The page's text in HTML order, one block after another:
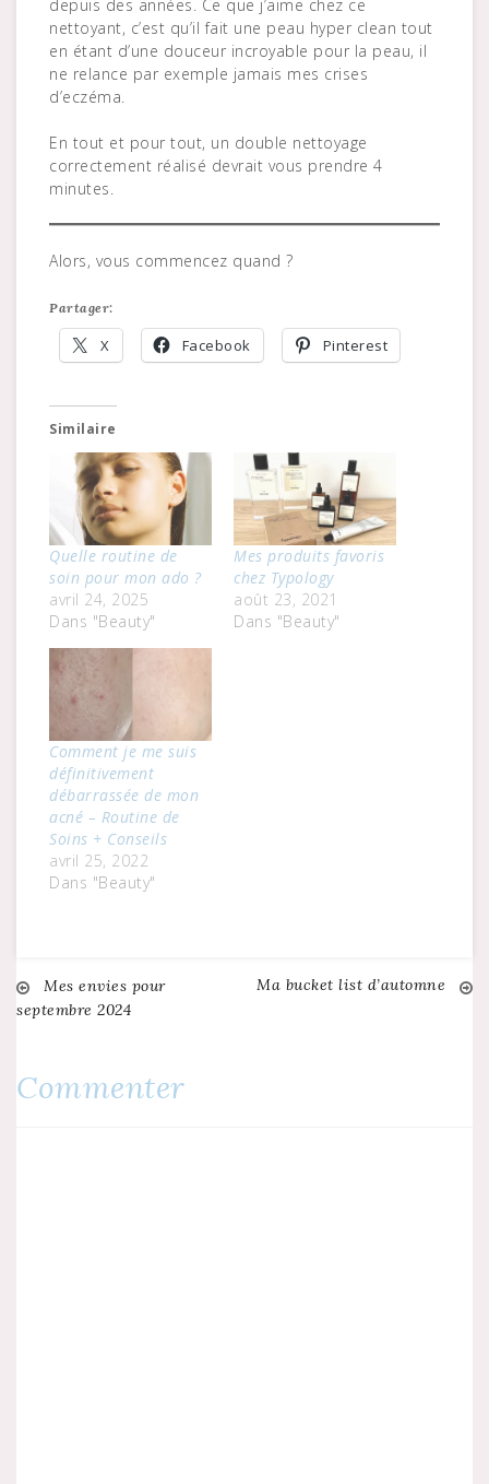
depuis des années. Ce que j’aime chez ce
nettoyant, c’est qu’il fait une peau hyper clean tout
en étant d’une douceur incroyable pour la peau, il
ne relance par exemple jamais mes crises
d’eczéma.
En tout et pour tout, un double nettoyage
correctement réalisé devrait vous prendre 4
minutes.
Alors, vous commencez quand ?
Partager:
X Facebook Pinterest
Similaire
Quelle routine de
soin pour mon ado ?
avril 24, 2025
Dans "Beauty"
Mes produits favoris
chez Typology
août 23, 2021
Dans "Beauty"
Comment je me suis
définitivement
débarrassée de mon
acné – Routine de
Soins + Conseils
avril 25, 2022
Dans "Beauty"
Navigation
l’article
Mes envies pour
septembre 2024
Ma bucket list d’automne
Commenter